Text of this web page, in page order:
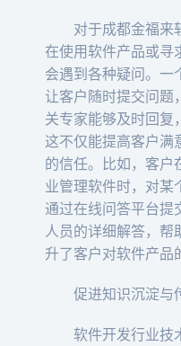
对于成都金福来
在使用软件产品或寻
会遇到各种疑问。一
让客户随时提交问题
关专家能够及时回复
这不仅能提高客户满
的信任。比如，客户
业管理软件时，对某
通过在线问答平台提
人员的详细解答，帮
升了客户对软件产品
促进知识沉淀与
软件开发行业技